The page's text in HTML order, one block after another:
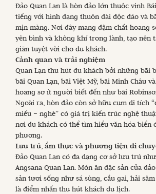
Đảo Quan Lạn là hòn đảo lớn thuộc vịnh
tiếng với hình dạng thuôn dài độc đáo và
mịn màng. Nơi đây mang đậm chất hoang
yên bình và không khí trong lành, tạo nên
giãn tuyệt vời cho du khách.
Cảnh quan và trải nghiệm
Quan Lạn thu hút du khách bởi những bãi
bãi Quan Lạn, bãi Việt Mỹ, bãi Minh Châu
hoang sơ ít người biết đến như bãi
Ngoài ra, hòn đảo còn sở hữu cụm di tích
miếu – nghè” có giá trị kiến trúc nghệ
nơi du khách có thể tìm hiểu văn hóa biển
phương.
Lưu trú, ẩm thực và phương tiện di
Đảo Quan Lạn có đa dạng cơ sở lưu trú
Angsana Quan Lan. Món ăn đặc sản của
sản tươi sống như sá sùng, cầu gai, hải
là điểm nhấn thu hút khách du lịch.